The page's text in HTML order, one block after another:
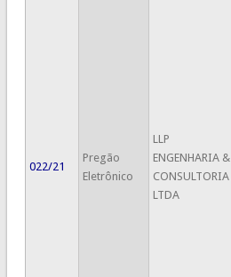
022/21
Pregão
Eletrônico
LLP
ENGENHARIA &
CONSULTORIA
LTDA